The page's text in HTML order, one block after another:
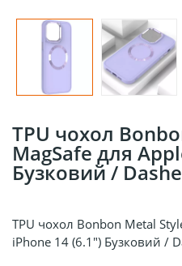
TPU чохол
MagSafe для
Бузковий /
TPU чохол Bonbon Metal
iPhone 14 (6.1") Бузковий /